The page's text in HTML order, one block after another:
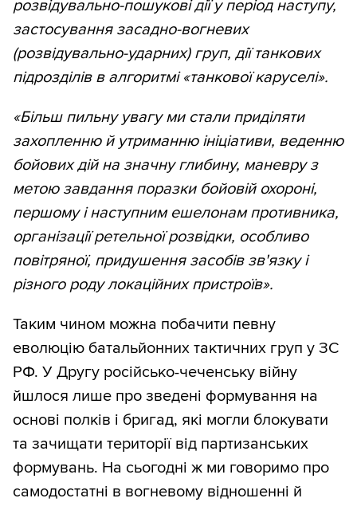
розвідувально-пошукові дії у період наступу,
застосування засадно-вогневих
(розвідувально-ударних) груп, дії танкових
підрозділів в алгоритмі «танкової каруселі».
«Більш пильну увагу ми стали приділяти
захопленню й утриманню ініціативи, веденню
бойових дій на значну глибину, маневру з
метою завдання поразки бойовій охороні,
першому і наступним ешелонам противника,
організації ретельної розвідки, особливо
повітряної, придушення засобів зв'язку і
різного роду локаційних пристроїв».
Таким чином можна побачити певну
еволюцію батальйонних тактичних груп у ЗС
РФ. У Другу російсько-чеченську війну
йшлося лише про зведені формування на
основі полків і бригад, які могли блокувати
та зачищати території від партизанських
формувань. На сьогодні ж ми говоримо про
самодостатні в вогневому відношенні й